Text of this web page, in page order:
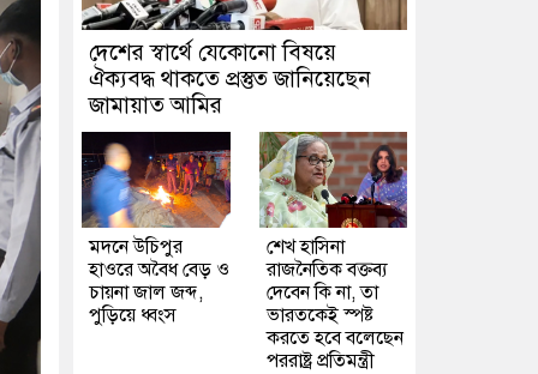
দেশের স্বার্থে যেকোনো বিষয়ে
ঐক্যবদ্ধ থাকতে প্রস্তুত জানিয়েছেন
জামায়াত আমির
মদনে উচিপুর
হাওরে অবৈধ বেড় ও
চায়না জাল জব্দ,
পুড়িয়ে ধ্বংস
শেখ হাসিনা
রাজনৈতিক বক্তব্য
দেবেন কি না, তা
ভারতকেই স্পষ্ট
করতে হবে বলেছেন
পররাষ্ট্র প্রতিমন্ত্রী